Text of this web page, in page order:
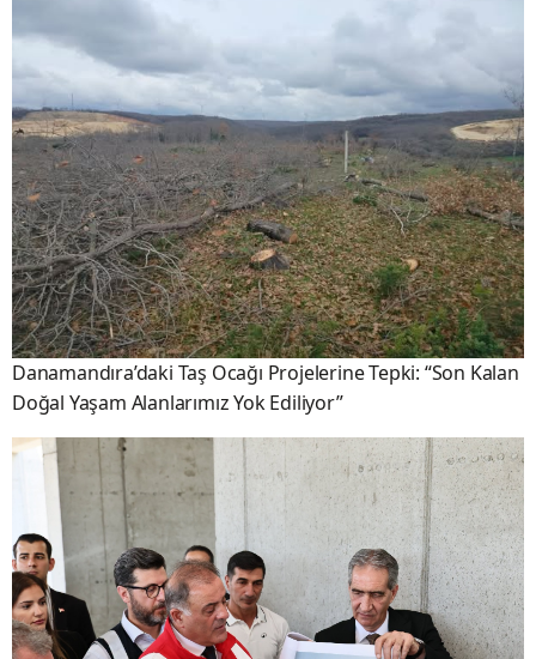
Danamandıra’daki Taş Ocağı Projelerine Tepki: “Son Kalan
Doğal Yaşam Alanlarımız Yok Ediliyor”